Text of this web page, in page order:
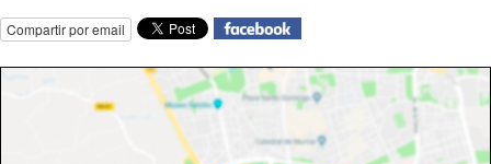
Compartir por email